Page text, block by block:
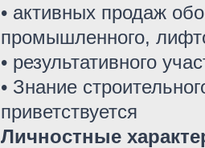
• активных продаж
промышленного,
• результативного
• Знание
приветствуется
Личностные